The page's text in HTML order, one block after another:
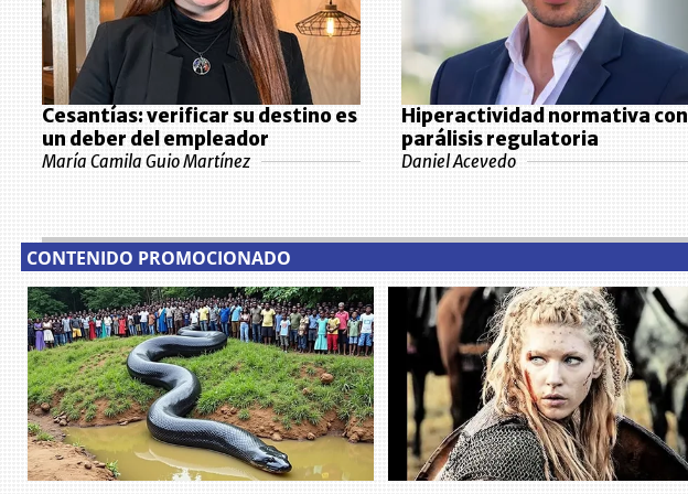
Cesantías: verificar su destino es
un deber del empleador
María Camila Guio Martínez
Hiperactividad normativa con
parálisis regulatoria
Daniel Acevedo